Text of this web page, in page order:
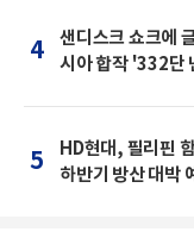
4
샌디스크 쇼크에
시아 합작 '332단
5
HD현대, 필리핀
하반기 방산 대박